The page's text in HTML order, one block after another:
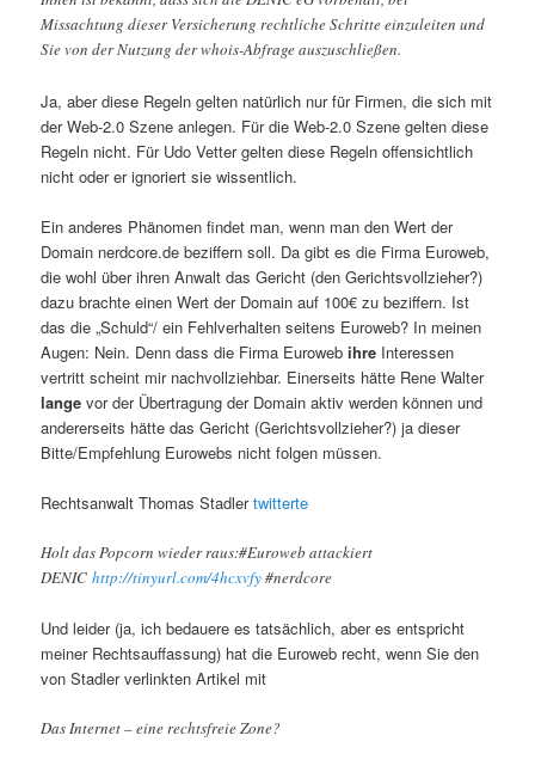
Missachtung dieser Versicherung rechtliche Schritte einzuleiten und
Sie von der Nutzung der whois-Abfrage auszuschließen.
Ja, aber diese Regeln gelten natürlich nur für Firmen, die sich mit
der Web-2.0 Szene anlegen. Für die Web-2.0 Szene gelten diese
Regeln nicht. Für Udo Vetter gelten diese Regeln offensichtlich
nicht oder er ignoriert sie wissentlich.
Ein anderes Phänomen findet man, wenn man den Wert der
Domain nerdcore.de beziffern soll. Da gibt es die Firma Euroweb,
die wohl über ihren Anwalt das Gericht (den Gerichtsvollzieher?)
dazu brachte einen Wert der Domain auf 100€ zu beziffern. Ist
das die „Schuld“/ ein Fehlverhalten seitens Euroweb? In meinen
Augen: Nein. Denn dass die Firma Eurowebihre Interessen
vertritt scheint mir nachvollziehbar. Einerseits hätte Rene Walter
lange vor der Übertragung der Domain aktiv werden können und
andererseits hätte das Gericht (Gerichtsvollzieher?) ja dieser
Bitte/Empfehlung Eurowebs nicht folgen müssen.
Rechtsanwalt Thomas Stadlertwitterte
Holt das Popcorn wieder raus:#Euroweb attackiert
DENIChttp://tinyurl.com/4hcxvfy#nerdcore
Und leider (ja, ich bedauere es tatsächlich, aber es entspricht
meiner Rechtsauffassung) hat die Euroweb recht, wenn Sie den
von Stadler verlinkten Artikel mit
Das Internet – eine rechtsfreie Zone?